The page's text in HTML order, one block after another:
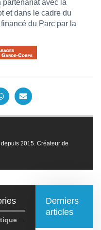
avec la
et dans le cadre du
du Parc par la
2015. Créateur de
Derniers
articles